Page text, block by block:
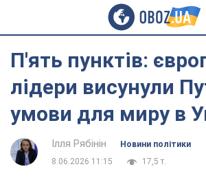
П'ять пунктів:
лідери висунули
умови для миру в
Ілля Рябінін
Новини політики
8.06.2026 11:15
17,5 т.